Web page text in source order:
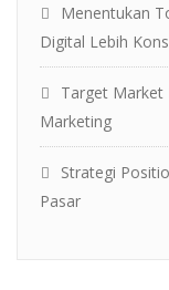
Menentukan
Digital Lebih
Target Market
Marketing
Strategi
Pasar